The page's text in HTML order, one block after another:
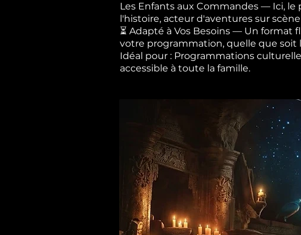
Les Enfants aux Commandes — Ici,
l'histoire, acteur d'aventures sur
⏳ Adapté à Vos Besoins — Un
votre programmation, quelle que soit
Idéal pour : Programmations
accessible à toute la famille.